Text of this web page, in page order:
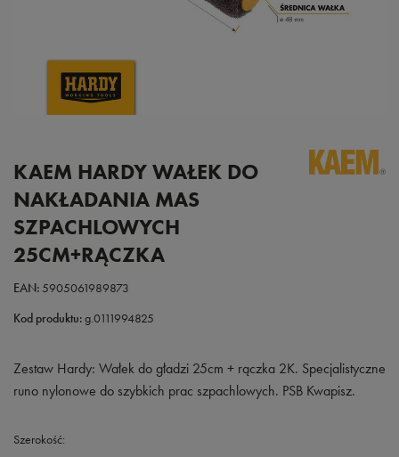
KAEM HARDY WAŁEK DO
NAKŁADANIA MAS
SZPACHLOWYCH
25CM+RĄCZKA
EAN:5905061989873
Kod produktu:g.0111994825
Zestaw Hardy: Wałek do gładzi 25cm + rączka 2K. Specjalistyczne
runo nylonowe do szybkich prac szpachlowych. PSB Kwapisz.
Szerokość